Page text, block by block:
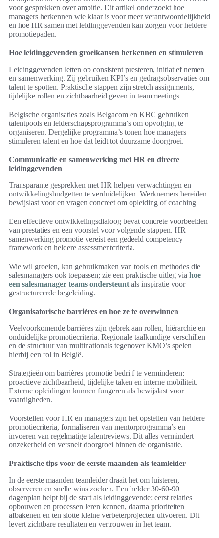
voor gesprekken over ambitie. Dit artikel onderzoekt hoe
managers herkennen wie klaar is voor meer verantwoordelijkheid
en hoe HR samen met leidinggevenden kan zorgen voor heldere
promotiepaden.
Hoe leidinggevenden groeikansen herkennen en stimuleren
Leidinggevenden letten op consistent presteren, initiatief nemen
en samenwerking. Zij gebruiken KPI’s en gedragsobservaties om
talent te spotten. Praktische stappen zijn stretch assignments,
tijdelijke rollen en zichtbaarheid geven in teammeetings.
Belgische organisaties zoals Belgacom en KBC gebruiken
talentpools en leiderschapsprogramma’s om opvolging te
organiseren. Dergelijke programma’s tonen hoe managers
stimuleren talent en hoe dat leidt tot duurzame doorgroei.
Communicatie en samenwerking met HR en directe
leidinggevenden
Transparante gesprekken met HR helpen verwachtingen en
ontwikkelingsbudgetten te verduidelijken. Werknemers bereiden
bewijslast voor en vragen concreet om opleiding of coaching.
Een effectieve ontwikkelingsdialoog bevat concrete voorbeelden
van prestaties en een voorstel voor volgende stappen. HR
samenwerking promotie vereist een gedeeld competency
framework en heldere assessmentcriteria.
Wie wil groeien, kan gebruikmaken van tools en methodes die
salesmanagers ook toepassen; zie een praktische uitleg via hoe
een salesmanager teams ondersteunt als inspiratie voor
gestructureerde begeleiding.
Organisatorische barrières en hoe ze te overwinnen
Veelvoorkomende barrières zijn gebrek aan rollen, hiërarchie en
onduidelijke promotiecriteria. Regionale taalkundige verschillen
en de structuur van multinationals tegenover KMO’s spelen
hierbij een rol in België.
Strategieën om barrières promotie bedrijf te verminderen:
proactieve zichtbaarheid, tijdelijke taken en interne mobiliteit.
Externe opleidingen kunnen fungeren als bewijslast voor
vaardigheden.
Voorstellen voor HR en managers zijn het opstellen van heldere
promotiecriteria, formaliseren van mentorprogramma’s en
invoeren van regelmatige talentreviews. Dit alles vermindert
onzekerheid en versnelt doorgroei binnen de organisatie.
Praktische tips voor de eerste maanden als teamleider
In de eerste maanden teamleider draait het om luisteren,
observeren en snelle wins zoeken. Een helder 30-60-90
dagenplan helpt bij de start als leidinggevende: eerst relaties
opbouwen en processen leren kennen, daarna prioriteiten
afbakenen en ten slotte kleine verbeterprojecten uitvoeren. Dit
levert zichtbare resultaten en vertrouwen in het team.